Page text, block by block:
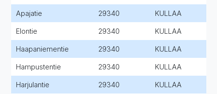
Apajatie 29340 KULLAA
Elontie 29340 KULLAA
Haapaniementie 29340 KULLAA
Hampustentie 29340 KULLAA
Harjulantie 29340 KULLAA